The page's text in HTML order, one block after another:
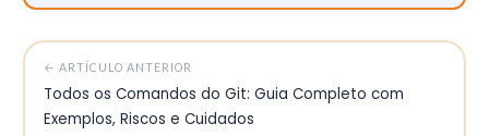
← ARTÍCULO ANTERIOR
Todos os Comandos do Git: Guia Completo com
Exemplos, Riscos e Cuidados